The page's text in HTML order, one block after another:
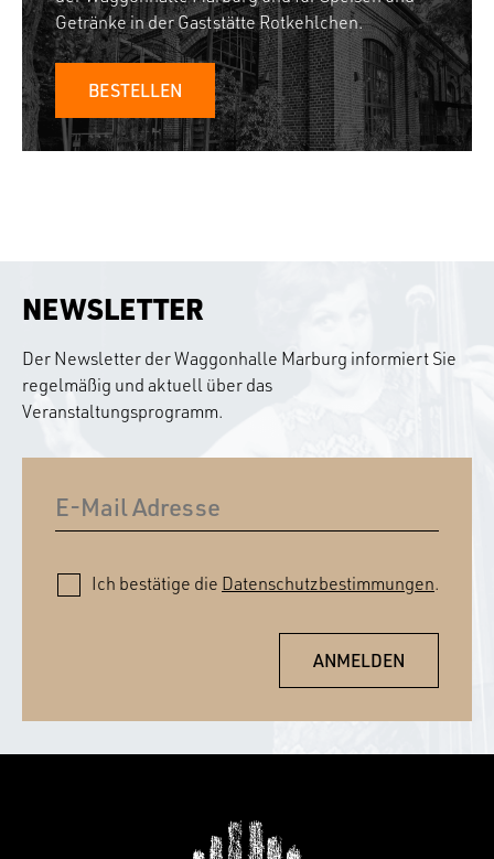
Getränke in der Gaststätte Rotkehlchen.
BESTELLEN
NEWSLETTER
Der Newsletter der Waggonhalle Marburg informiert Sie
regelmäßig und aktuell über das
Veranstaltungsprogramm.
Ich bestätige die Datenschutzbestimmungen.